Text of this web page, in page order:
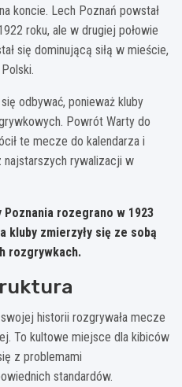
koncie. Lech Poznań powstał
roku, ale w drugiej połowie
się dominującą siłą w mieście,
odbywać, ponieważ kluby
Powrót Warty do
te mecze do kalendarza i
najstarszych rywalizacji w
rozegrano w 1923
kluby zmierzyły się ze sobą
rozgrywkach.
historii rozgrywała mecze
To kultowe miejsce dla kibiców
z problemami
standardów.